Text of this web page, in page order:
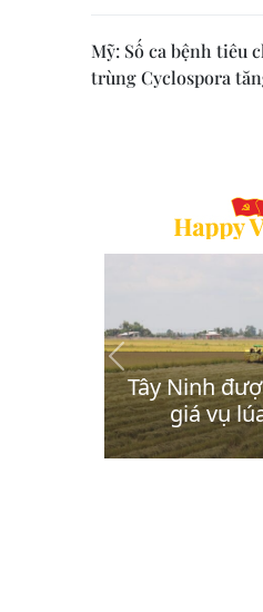
Mỹ: Số ca bệnh tiêu
trùng Cyclospora